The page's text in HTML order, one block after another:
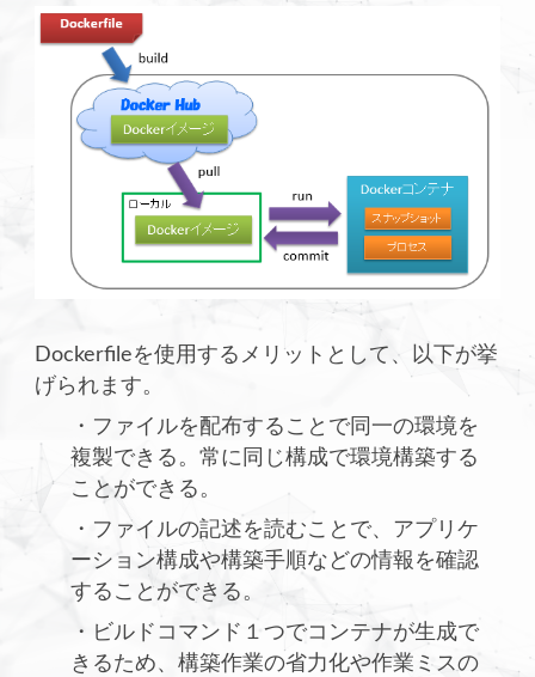
Dockerfileを使用するメリットとして、以下が挙
げられます。
・ファイルを配布することで同一の環境を
複製できる。常に同じ構成で環境構築する
ことができる。
・ファイルの記述を読むことで、アプリケ
ーション構成や構築手順などの情報を確認
することができる。
・ビルドコマンド１つでコンテナが生成で
きるため、構築作業の省力化や作業ミスの